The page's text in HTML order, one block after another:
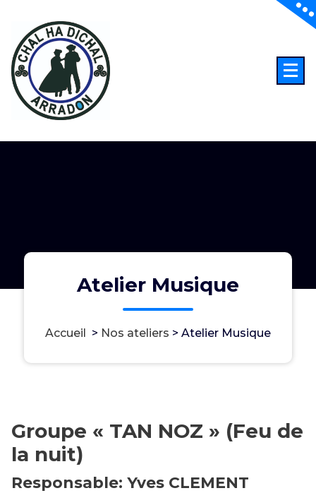
contenu
Atelier Musique
Accueil > Nos ateliers > Atelier Musique
Groupe « TAN NOZ » (Feu de
la nuit)
Responsable: Yves CLEMENT